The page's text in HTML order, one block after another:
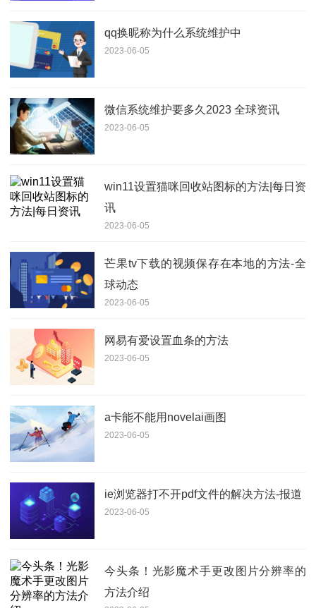
qq换昵称为什么系统维护中
2023-06-05
微信系统维护要多久2023 全球资讯
2023-06-05
win11设置猫咪回收站图标的方法|每日资
讯
2023-06-05
芒果tv下载的视频保存在本地的方法-全
球动态
2023-06-05
网易有爱设置血条的方法
2023-06-05
a卡能不能用novelai画图
2023-06-05
ie浏览器打不开pdf文件的解决方法-报道
2023-06-05
今头条！光影魔术手更改图片分辨率的
方法介绍